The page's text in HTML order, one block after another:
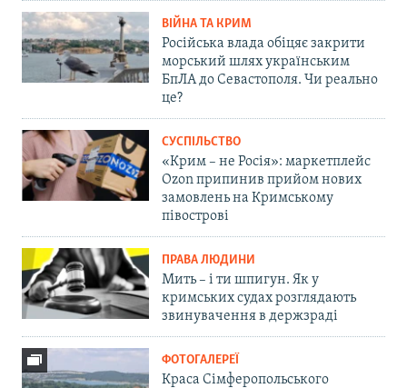
ВІЙНА ТА КРИМ
Російська влада обіцяє закрити
морський шлях українським
БпЛА до Севастополя. Чи реально
це?
СУСПІЛЬСТВО
«Крим – не Росія»: маркетплейс
Ozon припинив прийом нових
замовлень на Кримському
півострові
ПРАВА ЛЮДИНИ
Мить – і ти шпигун. Як у
кримських судах розглядають
звинувачення в держзраді
ФОТОГАЛЕРЕЇ
Краса Сімферопольського